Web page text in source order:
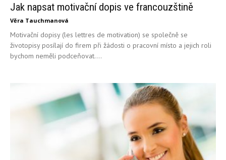
Jak napsat motivační dopis ve francouzštině
Věra Tauchmanová
Motivační dopisy (les lettres de motivation) se společně se
životopisy posílají do firem při žádosti o pracovní místo a jejich roli
bychom neměli podceňovat....